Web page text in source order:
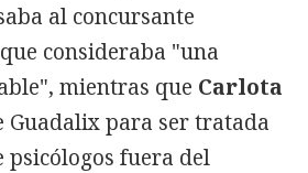
al concursante
consideraba "una
mientras que Carlota
Guadalix para ser tratada
fuera del